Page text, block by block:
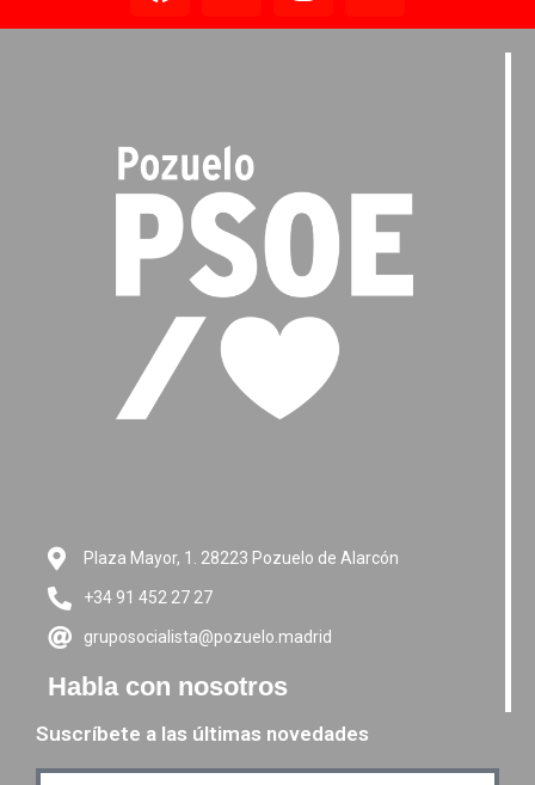
Plaza Mayor, 1. 28223 Pozuelo de Alarcón
+34 91 452 27 27
gruposocialista@pozuelo.madrid
Habla con nosotros
Suscríbete a las últimas novedades